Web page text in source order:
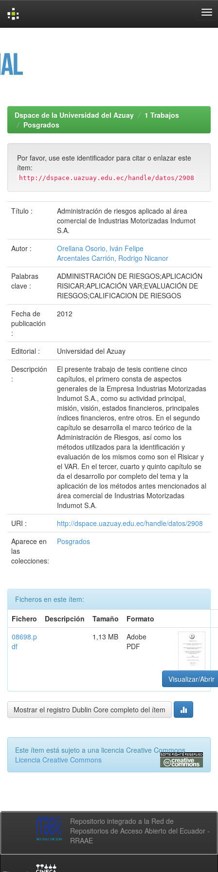
Dspace de la Universidad del Azuay
1 Trabajos
Posgrados
Por favor, use este identificador para citar o enlazar este
ítem:
http://dspace.uazuay.edu.ec/handle/datos/2908
Título :
Administración de riesgos aplicado al área
comercial de Industrias Motorizadas Indumot
S.A.
Autor :
Orellana Osorio, Iván Felipe
Arcentales Carrión, Rodrigo Nicanor
Palabras
clave :
ADMINISTRACIÓN DE RIESGOS;APLICACIÓN
RISICAR;APLICACIÓN VAR;EVALUACIÓN DE
RIESGOS;CALIFICACION DE RIESGOS
Fecha de
publicación
:
2012
Editorial :
Universidad del Azuay
Descripción
:
El presente trabajo de tesis contiene cinco
capítulos, el primero consta de aspectos
generales de la Empresa Industrias Motorizadas
Indumot S.A., como su actividad principal,
misión, visión, estados financieros, principales
índices financieros, entre otros. En el segundo
capítulo se desarrolla el marco teórico de la
Administración de Riesgos, así como los
métodos utilizados para la identificación y
evaluación de los mismos como son el Risicar y
el VAR. En el tercer, cuarto y quinto capítulo se
da el desarrollo por completo del tema y la
aplicación de los métodos antes mencionados al
área comercial de Industrias Motorizadas
Indumot S.A.
URI :
http://dspace.uazuay.edu.ec/handle/datos/2908
Aparece en
las
colecciones:
Posgrados
Ficheros en este ítem:
Fichero
Descripción Tamaño
Formato
08698.p
df
1,13 MB
Adobe
PDF
Visualizar/Abrir
Mostrar el registro Dublin Core completo del ítem
Este ítem está sujeto a una licencia Creative Commons
Licencia Creative Commons
Repositorio integrado a la Red de
Repositorios de Acceso Abierto del Ecuador -
RRAAE